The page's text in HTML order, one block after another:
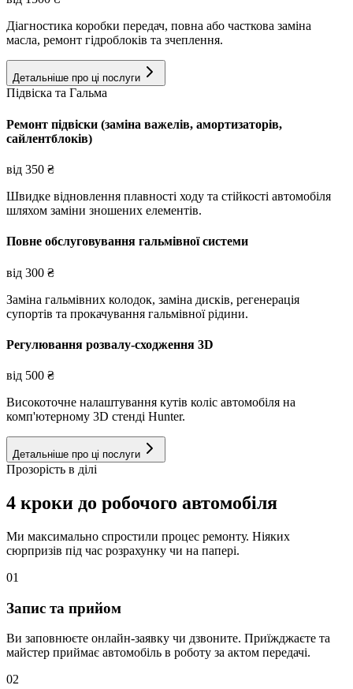
Діагностика коробки передач, повна або часткова заміна
масла, ремонт гідроблоків та зчеплення.
Детальніше про ці послуги
Підвіска та Гальма
Ремонт підвіски (заміна важелів, амортизаторів,
сайлентблоків)
від 350 ₴
Швидке відновлення плавності ходу та стійкості автомобіля
шляхом заміни зношених елементів.
Повне обслуговування гальмівної системи
від 300 ₴
Заміна гальмівних колодок, заміна дисків, регенерація
супортів та прокачування гальмівної рідини.
Регулювання розвалу-сходження 3D
від 500 ₴
Високоточне налаштування кутів коліс автомобіля на
комп'ютерному 3D стенді Hunter.
Детальніше про ці послуги
Прозорість в ділі
4 кроки до робочого автомобіля
Ми максимально спростили процес ремонту. Ніяких
сюрпризів під час розрахунку чи на папері.
01
Запис та прийом
Ви заповнюєте онлайн-заявку чи дзвоните. Приїжджаєте та
майстер приймає автомобіль в роботу за актом передачі.
02